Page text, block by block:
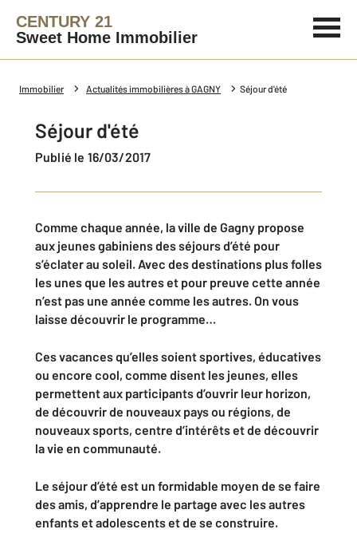
CENTURY 21
Sweet Home Immobilier
Immobilier Actualités immobilières à GAGNY Séjour d'été
Séjour d'été
Publié le 16/03/2017
Comme chaque année, la ville de Gagny propose
aux jeunes gabiniens des séjours d’été pour
s’éclater au soleil. Avec des destinations plus folles
les unes que les autres et pour preuve cette année
n’est pas une année comme les autres. On vous
laisse découvrir le programme…
Ces vacances qu’elles soient sportives, éducatives
ou encore cool, comme disent les jeunes, elles
permettent aux participants d’ouvrir leur horizon,
de découvrir de nouveaux pays ou régions, de
nouveaux sports, centre d’intérêts et de découvrir
la vie en communauté.
Le séjour d’été est un formidable moyen de se faire
des amis, d’apprendre le partage avec les autres
enfants et adolescents et de se construire.